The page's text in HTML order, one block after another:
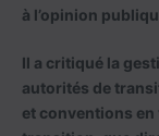
à l’opinion
Il a critiqué la
autorités de
et conventions en